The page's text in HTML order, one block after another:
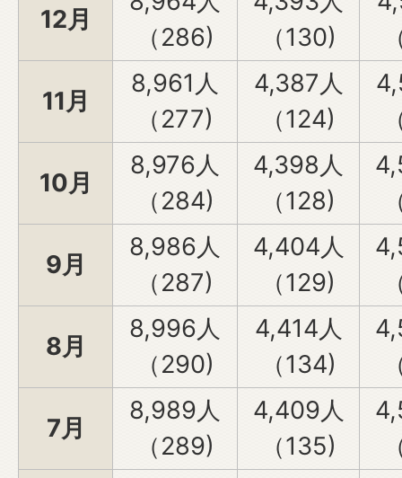
12月
（286)
（130)
11月
8,961人
（277)
4,387人
（124)
10月
8,976人
（284)
4,398人
（128)
9月
8,986人
（287)
4,404人
（129)
8月
8,996人
（290)
4,414人
（134)
7月
8,989人
（289)
4,409人
（135)